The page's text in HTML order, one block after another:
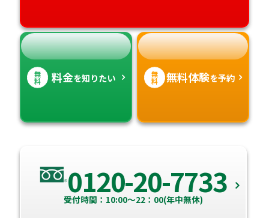
無
料 料金を知りたい 無
料 無料体験を予約
0120-20-7733
受付時間：10:00～22：00(年中無休)